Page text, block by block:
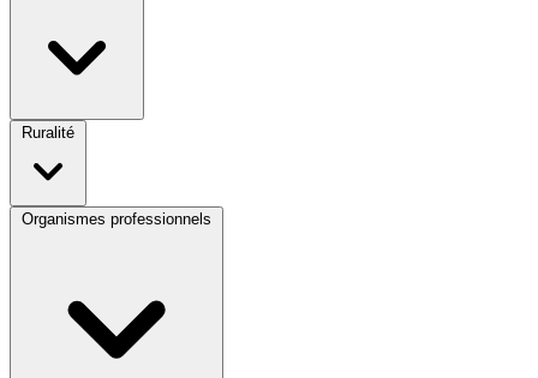
Ruralité
Organismes professionnels